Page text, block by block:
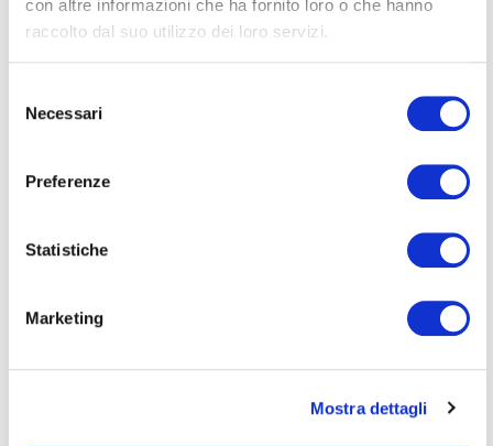
con altre informazioni che ha fornito loro o che hanno
raccolto dal suo utilizzo dei loro servizi.
delNecessari
Preferenze
Statistiche
Marketing
Mostra dettagli